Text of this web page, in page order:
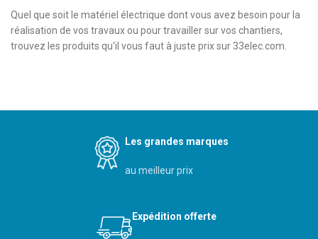
Quel que soit le matériel électrique dont vous avez besoin pour la
réalisation de vos travaux ou pour travailler sur vos chantiers,
trouvez les produits qu'il vous faut à juste prix sur 33elec.com.
Les grandes marques
au meilleur prix
Expédition offerte